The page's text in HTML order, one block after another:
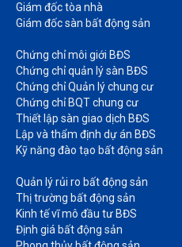
Giám đốc tòa nhà​
Giám đốc sàn bất động sản
Chứng chỉ môi giới BĐS​
Chứng chỉ quản lý sàn BĐS
Chứng chỉ Quản lý chung cư​
Chứng chỉ BQT chung cư​
Thiết lập sàn giao dịch BĐS​
Lập và thẩm định dự án BĐS​
Kỹ năng đào tạo bất động sản​
Quản lý rủi ro bất động sản​
Thị trường bất động sản​
Kinh tế vĩ mô đầu tư BĐS​
Định giá bất động sản​